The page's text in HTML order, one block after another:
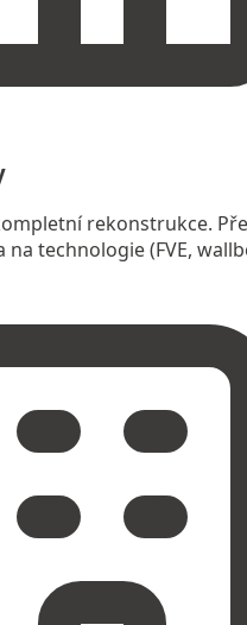
rekonstrukce.
technologie (FVE,